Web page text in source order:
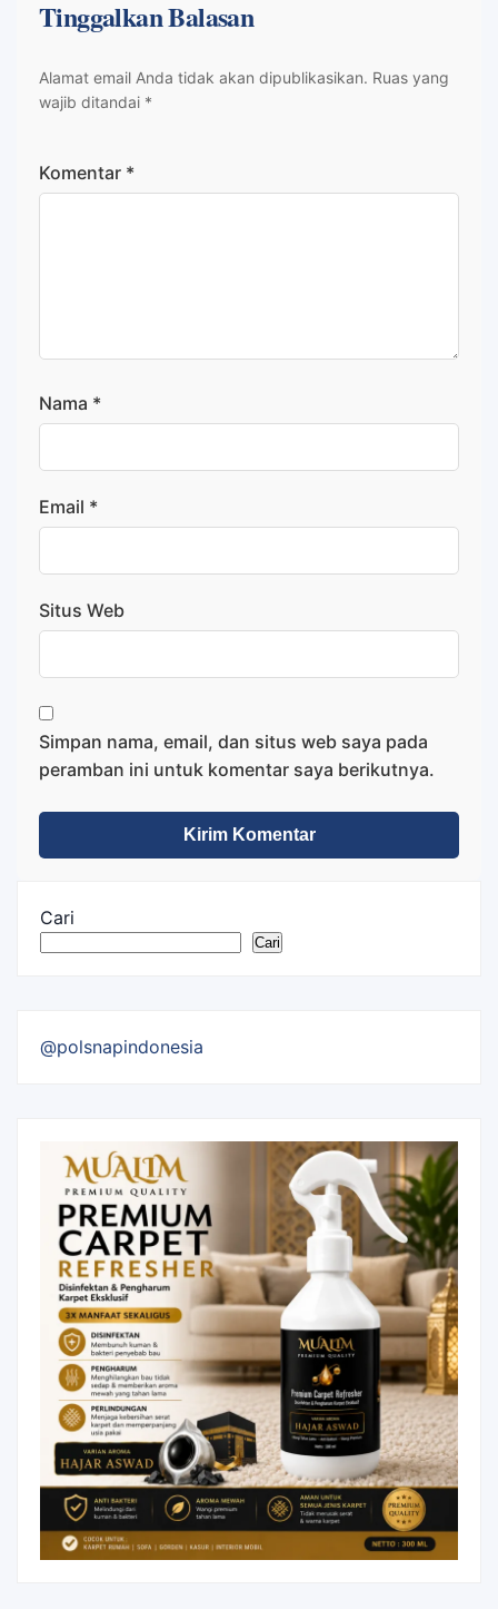
Tinggalkan Balasan
Alamat email Anda tidak akan dipublikasikan. Ruas yang
wajib ditandai *
Komentar *
Nama *
Email *
Situs Web
Simpan nama, email, dan situs web saya pada
peramban ini untuk komentar saya berikutnya.
Cari
Cari
@polsnapindonesia